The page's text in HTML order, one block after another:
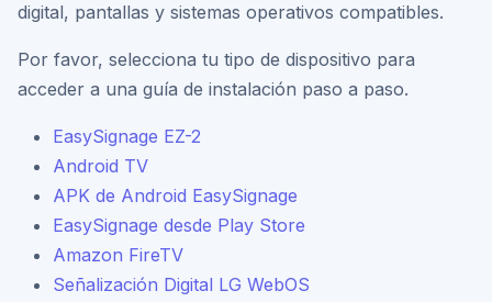
digital, pantallas y sistemas operativos compatibles.
Por favor, selecciona tu tipo de dispositivo para
acceder a una guía de instalación paso a paso.
EasySignage EZ-2
Android TV
APK de Android EasySignage
EasySignage desde Play Store
Amazon FireTV
Señalización Digital LG WebOS